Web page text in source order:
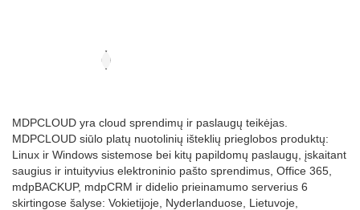
MDPCLOUD yra cloud sprendimų ir paslaugų teikėjas.
MDPCLOUD siūlo platų nuotolinių išteklių prieglobos produktų:
Linux ir Windows sistemose bei kitų papildomų paslaugų, įskaitant
saugius ir intuityvius elektroninio pašto sprendimus, Office 365,
mdpBACKUP, mdpCRM ir didelio prieinamumo serverius 6
skirtingose šalyse: Vokietijoje, Nyderlanduose, Lietuvoje,